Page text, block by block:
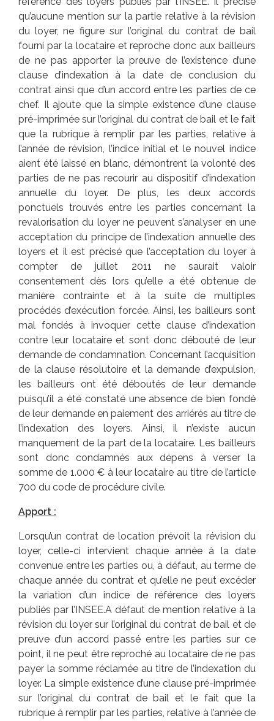
qu’aucune mention sur la partie relative à la révision
du loyer, ne figure sur l’original du contrat de bail
fourni par la locataire et reproche donc aux bailleurs
de ne pas apporter la preuve de l’existence d’une
clause d’indexation à la date de conclusion du
contrat ainsi que d’un accord entre les parties de ce
chef. Il ajoute que la simple existence d’une clause
pré-imprimée sur l’original du contrat de bail et le fait
que la rubrique à remplir par les parties, relative à
l’année de révision, l’indice initial et le nouvel indice
aient été laissé en blanc, démontrent la volonté des
parties de ne pas recourir au dispositif d’indexation
annuelle du loyer. De plus, les deux accords
ponctuels trouvés entre les parties concernant la
revalorisation du loyer ne peuvent s’analyser en une
acceptation du principe de l’indexation annuelle des
loyers et il est précisé que l’acceptation du loyer à
compter de juillet 2011 ne saurait valoir
consentement dès lors qu’elle a été obtenue de
manière contrainte et à la suite de multiples
procédés d’exécution forcée. Ainsi, les bailleurs sont
mal fondés à invoquer cette clause d’indexation
contre leur locataire et sont donc débouté de leur
demande de condamnation. Concernant l’acquisition
de la clause résolutoire et la demande d’expulsion,
les bailleurs ont été déboutés de leur demande
puisqu’il a été constaté une absence de bien fondé
de leur demande en paiement des arriérés au titre de
l’indexation des loyers. Ainsi, il n’existe aucun
manquement de la part de la locataire. Les bailleurs
sont donc condamnés aux dépens à verser la
somme de 1.000 € à leur locataire au titre de l’article
700 du code de procédure civile.
Apport :
Lorsqu’un contrat de location prévoit la révision du
loyer, celle-ci intervient chaque année à la date
convenue entre les parties ou, à défaut, au terme de
chaque année du contrat et qu’elle ne peut excéder
la variation d’un indice de référence des loyers
publiés par l’INSEE.A défaut de mention relative à la
révision du loyer sur l’original du contrat de bail et de
preuve d’un accord passé entre les parties sur ce
point, il ne peut être reproché au locataire de ne pas
payer la somme réclamée au titre de l’indexation du
loyer. La simple existence d’une clause pré-imprimée
sur l’original du contrat de bail et le fait que la
rubrique à remplir par les parties, relative à l’année de